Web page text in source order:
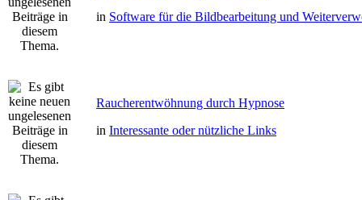
in Software für die Bildbearbeitung und
Raucherentwöhnung durch Hypnose
in Interessante oder nützliche Links